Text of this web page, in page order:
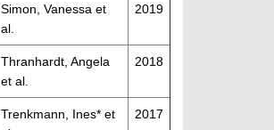
Simon, Vanessa et
al.
2019
Thranhardt, Angela
et al.
2018
Trenkmann, Ines* et
2017